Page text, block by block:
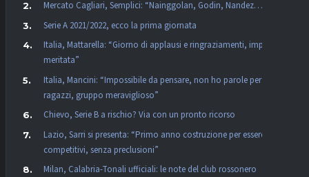
Mercato Cagliari, Semplici: “Nainggolan, Godin, Nandez…”
Serie A 2021/2022, ecco la prima giornata
Italia, Mattarella: “Giorno di applausi e ringraziamenti, impresa
meritata”
Italia, Mancini: “Impossibile da pensare, non ho parole per i
ragazzi, gruppo meraviglioso”
Chievo, Serie B a rischio? Via con un pronto ricorso
Lazio, Sarri si presenta: “Primo anno costruzione per essere
competitivi, senza preclusioni”
Milan, Calabria-Tonali ufficiali: le note del club rossonero